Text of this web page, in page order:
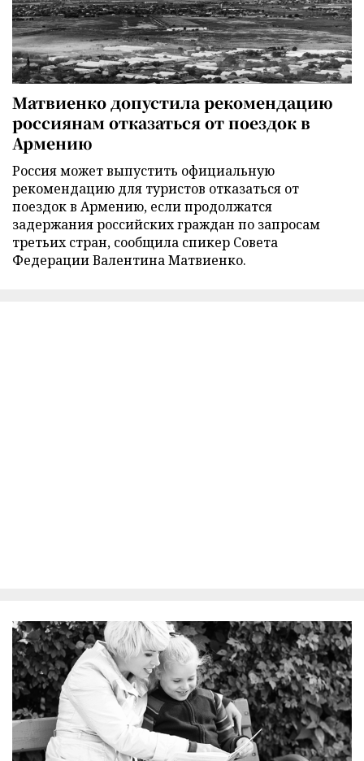
Матвиенко допустила рекомендацию
россиянам отказаться от поездок в
Армению
Россия может выпустить официальную
рекомендацию для туристов отказаться от
поездок в Армению, если продолжатся
задержания российских граждан по запросам
третьих стран, сообщила спикер Совета
Федерации Валентина Матвиенко.